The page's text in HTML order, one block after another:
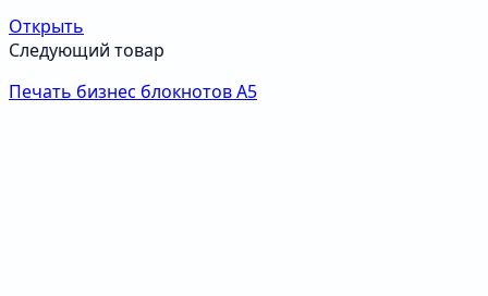
Открыть
Следующий товар
Печать бизнес блокнотов А5